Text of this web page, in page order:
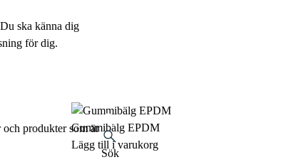
ska känna dig
för dig.
produkter som är
Sök
Gummibälg EPDM
Lägg till i varukorg